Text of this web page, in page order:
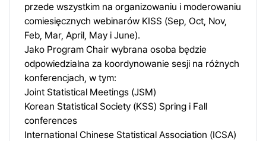
przede wszystkim na organizowaniu i moderowaniu
comiesięcznych webinarów KISS (Sep, Oct, Nov,
Feb, Mar, April, May i June).
Jako Program Chair wybrana osoba będzie
odpowiedzialna za koordynowanie sesji na różnych
konferencjach, w tym:
Joint Statistical Meetings (JSM)
Korean Statistical Society (KSS) Spring i Fall
conferences
International Chinese Statistical Association (ICSA)